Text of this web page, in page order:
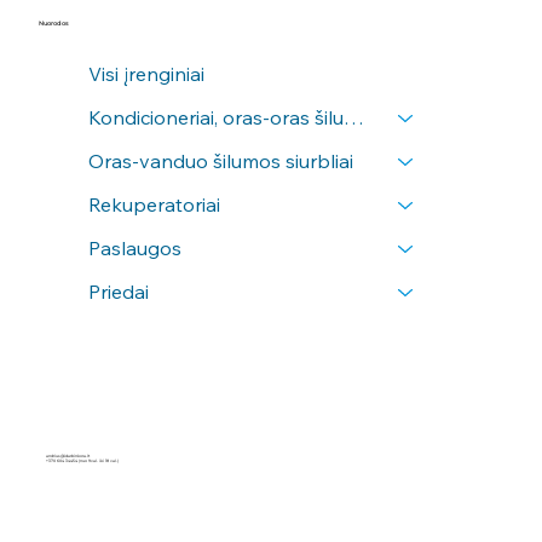
Nuorodos
Visi įrenginiai
Kondicioneriai, oras-oras šilumos siurbliai
Oras-vanduo šilumos siurbliai
Rekuperatoriai
Paslaugos
Priedai
andrius@idarbinkora.lt
+370 604 34454 (nuo 9val. iki 18 val.)